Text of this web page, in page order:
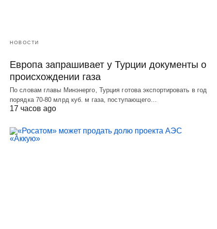
НОВОСТИ
Европа запрашивает у Турции документы о
происхождении газа
По словам главы Минэнерго, Турция готова экспортировать в год
порядка 70-80 млрд куб. м газа, поступающего…
17 часов ago